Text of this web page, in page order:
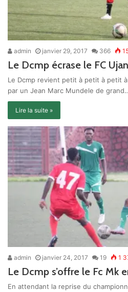
admin janvier 29, 2017 366
Le Dcmp écrase le FC
Le Dcmp revient petit à petit à petit
par un Jean Marc Mundele de
Lire la suite »
admin janvier 24, 2017 19 1
Le Dcmp s’offre le Fc Mk
En attendant la reprise du